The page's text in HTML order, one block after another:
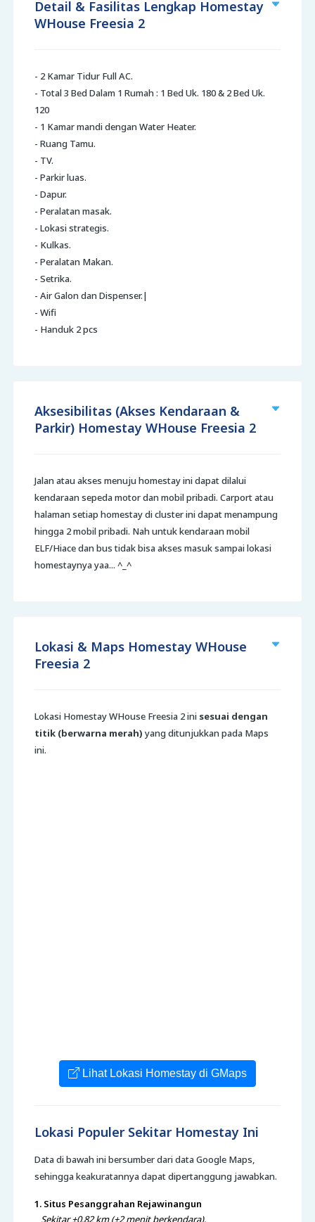
Detail & Fasilitas Lengkap Homestay
WHouse Freesia 2
- 2 Kamar Tidur Full AC.
- Total 3 Bed Dalam 1 Rumah : 1 Bed Uk. 180 & 2 Bed Uk.
120
- 1 Kamar mandi dengan Water Heater.
- Ruang Tamu.
- TV.
- Parkir luas.
- Dapur.
- Peralatan masak.
- Lokasi strategis.
- Kulkas.
- Peralatan Makan.
- Setrika.
- Air Galon dan Dispenser.|
- Wifi
- Handuk 2 pcs
Aksesibilitas (Akses Kendaraan &
Parkir) Homestay WHouse Freesia 2
Jalan atau akses menuju homestay ini dapat dilalui
kendaraan sepeda motor dan mobil pribadi. Carport atau
halaman setiap homestay di cluster ini dapat menampung
hingga 2 mobil pribadi. Nah untuk kendaraan mobil
ELF/Hiace dan bus tidak bisa akses masuk sampai lokasi
homestaynya yaa... ^_^
Lokasi & Maps Homestay WHouse
Freesia 2
Lokasi Homestay WHouse Freesia 2 ini sesuai dengan
titik (berwarna merah) yang ditunjukkan pada Maps
ini.
Lihat Lokasi Homestay di GMaps
Lokasi Populer Sekitar Homestay Ini
Data di bawah ini bersumber dari data Google Maps,
sehingga keakuratannya dapat dipertanggung jawabkan.
1. Situs Pesanggrahan Rejawinangun